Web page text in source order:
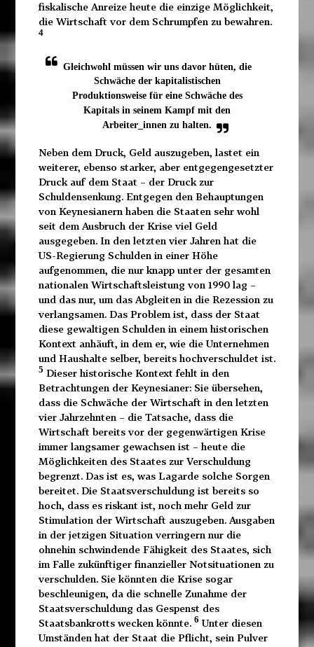
fiskalische Anreize heute die einzige Möglichkeit,
die Wirtschaft vor dem Schrumpfen zu bewahren.
4
Gleichwohl müssen wir uns davor hüten, die
Schwäche der kapitalistischen
Produktionsweise für eine Schwäche des
Kapitals in seinem Kampf mit den
Arbeiter_innen zu halten.
Neben dem Druck, Geld auszugeben, lastet ein
weiterer, ebenso starker, aber entgegengesetzter
Druck auf dem Staat – der Druck zur
Schuldensenkung. Entgegen den Behauptungen
von Keynesianern haben die Staaten sehr wohl
seit dem Ausbruch der Krise viel Geld
ausgegeben. In den letzten vier Jahren hat die
US-Regierung Schulden in einer Höhe
aufgenommen, die nur knapp unter der gesamten
nationalen Wirtschaftsleistung von 1990 lag –
und das nur, um das Abgleiten in die Rezession zu
verlangsamen. Das Problem ist, dass der Staat
diese gewaltigen Schulden in einem historischen
Kontext anhäuft, in dem er, wie die Unternehmen
und Haushalte selber, bereits hochverschuldet ist.
5 Dieser historische Kontext fehlt in den
Betrachtungen der Keynesianer: Sie übersehen,
dass die Schwäche der Wirtschaft in den letzten
vier Jahrzehnten – die Tatsache, dass die
Wirtschaft bereits vor der gegenwärtigen Krise
immer langsamer gewachsen ist – heute die
Möglichkeiten des Staates zur Verschuldung
begrenzt. Das ist es, was Lagarde solche Sorgen
bereitet. Die Staatsverschuldung ist bereits so
hoch, dass es riskant ist, noch mehr Geld zur
Stimulation der Wirtschaft auszugeben. Ausgaben
in der jetzigen Situation verringern nur die
ohnehin schwindende Fähigkeit des Staates, sich
im Falle zukünftiger finanzieller Notsituationen zu
verschulden. Sie könnten die Krise sogar
beschleunigen, da die schnelle Zunahme der
Staatsverschuldung das Gespenst des
Staatsbankrotts wecken könnte. 6 Unter diesen
Umständen hat der Staat die Pflicht, sein Pulver